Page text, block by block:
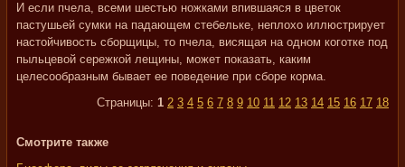
И если пчела, всеми шестью ножками впившаяся в цветок
пастушьей сумки на падающем стебельке, неплохо иллюстрирует
настойчивость сборщицы, то пчела, висящая на одном коготке под
пыльцевой сережкой лещины, может показать, каким
целесообразным бывает ее поведение при сборе корма.
Страницы: 1 2 3 4 5 6 7 8 9 10 11 12 13 14 15 16 17 18
Смотрите также